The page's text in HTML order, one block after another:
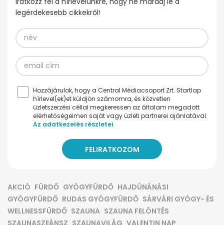
legérdekesebb cikkekről!
Hozzájárulok, hogy a Central Médiacsoport Zrt. Startlap
hírlevel(ek)et küldjön számomra, és közvetlen
üzletszerzési céllal megkeressen az általam megadott
elérhetőségeimen saját vagy üzleti partnerei ajánlatával.
Az adatkezelés részletei
AKCIÓ FÜRDŐ GYÓGYFÜRDŐ HAJDÚNÁNÁSI
GYÓGYFÜRDŐ RUDAS GYÓGYFÜRDŐ SÁRVÁRI GYÓGY- ÉS
WELLNESSFÜRDŐ SZAUNA SZAUNA FELÖNTÉS
SZAUNASZEÁNSZ SZAUNAVILÁG VALENTIN NAP